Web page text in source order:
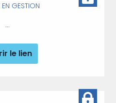
GESTION
...
le lien